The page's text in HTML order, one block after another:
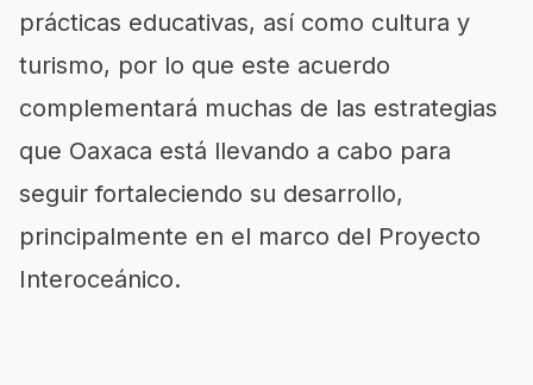
prácticas educativas, así como cultura y
turismo, por lo que este acuerdo
complementará muchas de las estrategias
que Oaxaca está llevando a cabo para
seguir fortaleciendo su desarrollo,
principalmente en el marco del Proyecto
Interoceánico.